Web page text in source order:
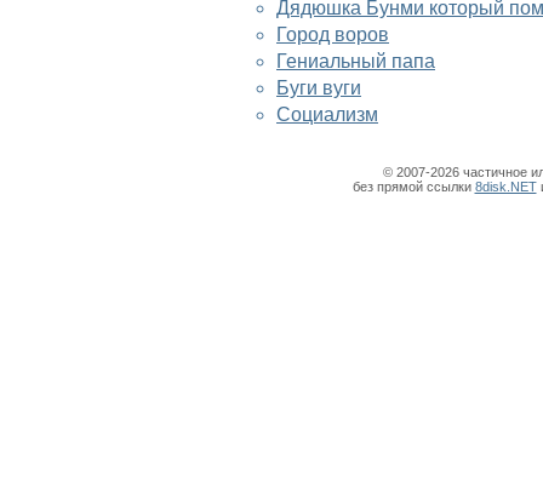
Дядюшка Бунми который
Город воров
Гениальный папа
Буги вуги
Cоциализм
© 2007-2026 частичное
без прямой ссылки 8disk.NET